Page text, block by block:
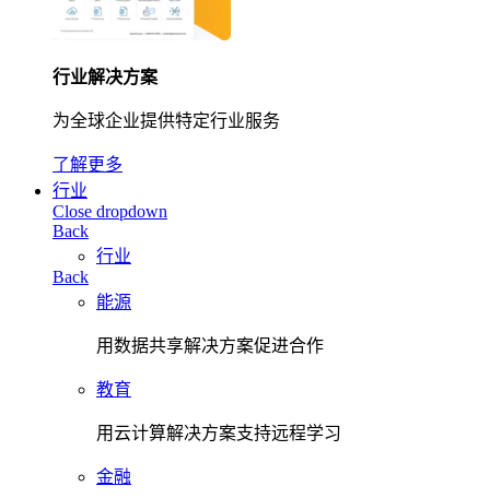
行业解决方案
为全球企业提供特定行业服务
了解更多
行业
Close dropdown
Back
行业
Back
能源
用数据共享解决方案促进合作
教育
用云计算解决方案支持远程学习
金融